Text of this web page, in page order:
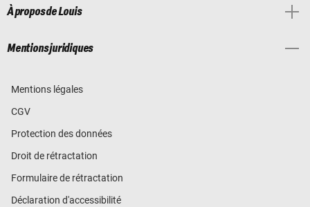
À propos de Louis
Mentions juridiques
Mentions légales
CGV
Protection des données
Droit de rétractation
Formulaire de rétractation
Déclaration d'accessibilité